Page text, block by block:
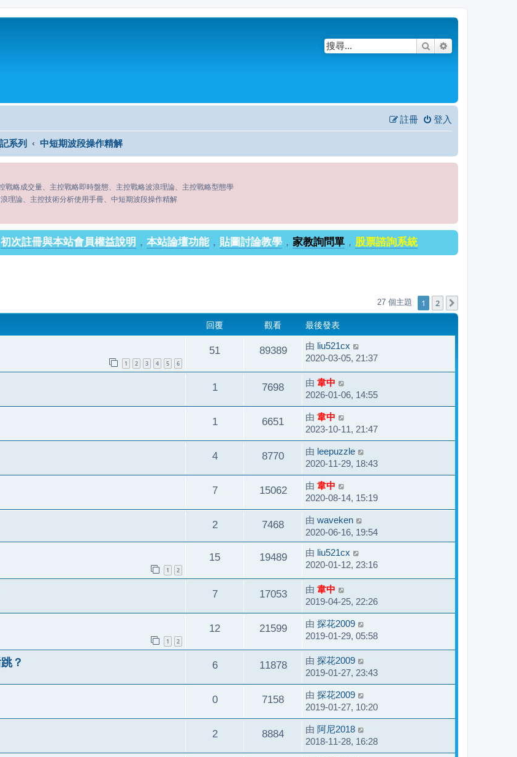
搜尋
登入
註冊
系列 中短期波段操作精解
戰略成交量、主控戰略即時盤態、主控戰略波浪理論、主控戰略型態學
理論、主控技術分析使用手冊、中短期波段操作精解
初次註冊與本站會員權益說明 ， 本站論壇功能， 貼圖討論教學 ， 家教詢問單 ， 股票諮詢系統
27 個主題 1 2
回覆 觀看 最後發表
1 2 3 4 5 6
51 89389 由 liu521cx
2020-03-05, 21:37
1 7698 由 韋中
2026-01-06, 14:55
1 6651 由 韋中
2023-10-11, 21:47
4 8770 由 leepuzzle
2020-11-29, 18:43
7 15062 由 韋中
2020-08-14, 15:19
2 7468 由 waveken
2020-06-16, 19:54
1 2
15 19489 由 liu521cx
2020-01-12, 23:16
7 17053 由 韋中
2019-04-25, 22:26
1 2
12 21599 由 探花2009
2019-01-29, 05:58
？ 6 11878 由 探花2009
2019-01-27, 23:43
0 7158 由 探花2009
2019-01-27, 10:20
2 8884 由 阿尼2018
2018-11-28, 16:28